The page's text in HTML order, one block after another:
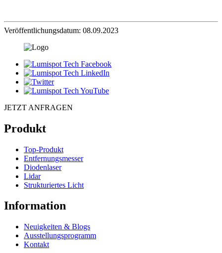
Veröffentlichungsdatum: 08.09.2023
JETZT ANFRAGEN
Produkt
Top-Produkt
Entfernungsmesser
Diodenlaser
Lidar
Strukturiertes Licht
Information
Neuigkeiten & Blogs
Ausstellungsprogramm
Kontakt